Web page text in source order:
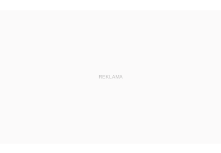
REKLAMA